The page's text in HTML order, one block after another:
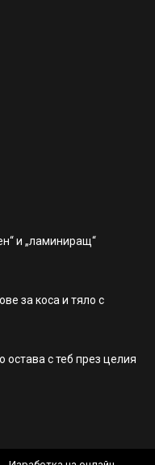
и „ламиниращ“
за коса и тяло с
остава с теб през целия